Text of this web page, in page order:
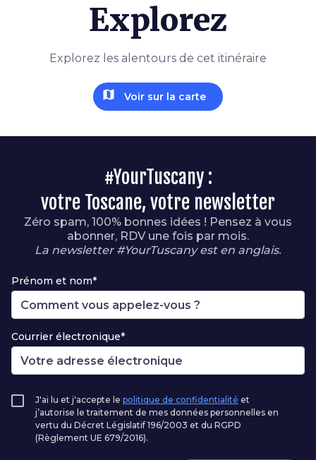
Explorez
Explorez les alentours de cet itinéraire
map Voir sur la carte
#YourTuscany :
votre Toscane, votre newsletter
Zéro spam, 100% bonnes idées ! Pensez à vous
abonner, RDV une fois par mois.
La newsletter #YourTuscany est en anglais.
Prénom et nom*
Courrier électronique*
J'ai lu et j'accepte le politique de confidentialité et
j’autorise le traitement de mes données personnelles en
vertu du Décret Législatif 196/2003 et du RGPD
(Règlement UE 679/2016).